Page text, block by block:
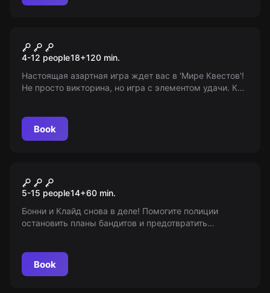
Антиквиз
4-12 people18+120 min.
Настоящая азартная игра ждет вас в 'Мире Квестов'!
Не просто викторина, но игра с элементом удачи. Кто
Book
Ограбление века
5-15 people14+60 min.
Бонни и Клайд снова в деле! Помогите полиции
остановить планы бандитов и предотвратить
осведомителя! 14+
Book